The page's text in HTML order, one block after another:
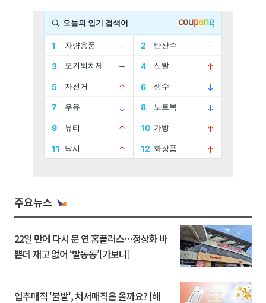
주요뉴스
22일 만에 다시 문 연 홈플러스…정상화 바
쁜데 재고 없어 ‘발동동’[가보니]
입추매직 '불발', 처서매직은 올까요? [해